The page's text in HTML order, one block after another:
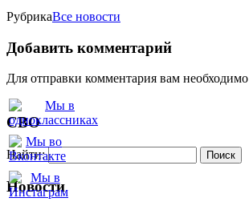
РубрикаВсе новости
Добавить комментарий
Для отправки комментария вам необходимо
СВО
Найти:
Новости